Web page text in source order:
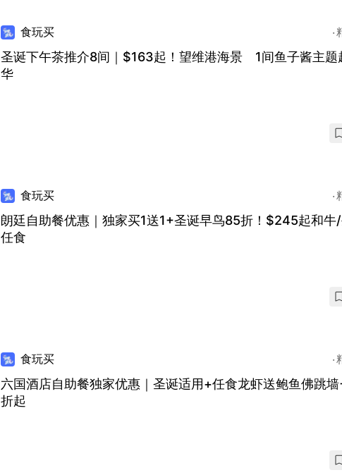
食玩买
圣诞下午茶推介8间｜$163起！望维港海景 1间鱼子酱主题
华
食玩买
朗廷自助餐优惠｜独家买1送1+圣诞早鸟85折！$245起和牛
任食
食玩买
六国酒店自助餐独家优惠｜圣诞适用+任食龙虾送鲍鱼佛跳
折起